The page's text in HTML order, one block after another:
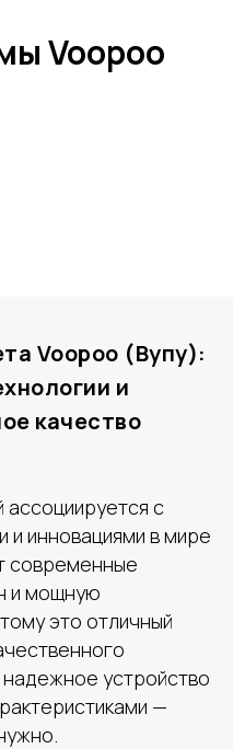
Voopoo
Voopoo (Вупу):
и
качество
с
и инновациями в мире
современные
и мощную
это отличный
устройство
—